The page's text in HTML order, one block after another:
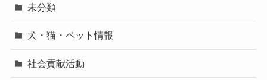
未分類
犬・猫・ペット情報
社会貢献活動